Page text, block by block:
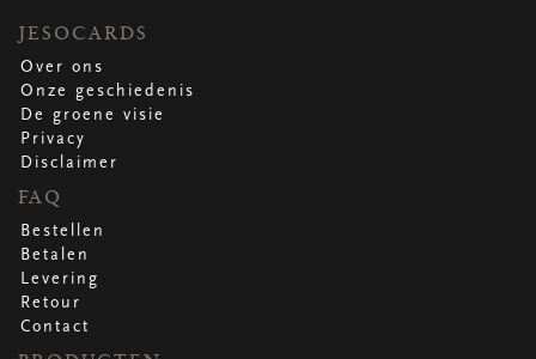
JESOCARDS
Over ons
Onze geschiedenis
De groene visie
Privacy
Disclaimer
FAQ
Bestellen
Betalen
Levering
Retour
Contact